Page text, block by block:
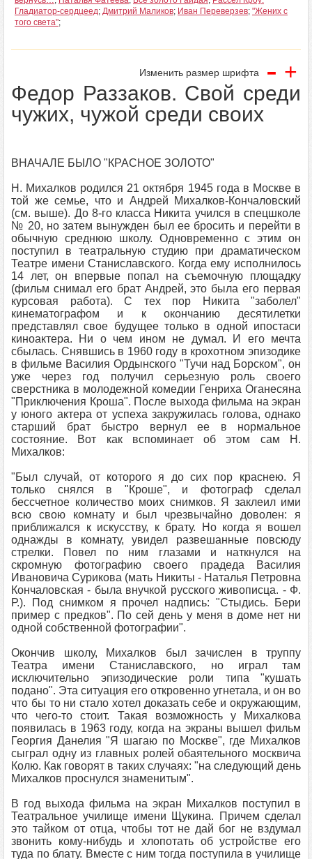
Гладиатор-сердцеед; Дмитрий Маликов; Иван Переверзев; "Жених с
того света";
Изменить размер шрифта - +
Федор Раззаков. Свой среди
чужих, чужой среди своих
ВНАЧАЛЕ БЫЛО "КРАСНОЕ ЗОЛОТО"
Н. Михалков родился 21 октября 1945 года в Москве в
той же семье, что и Андрей Михалков-Кончаловский
(см. выше). До 8-го класса Никита учился в спецшколе
№ 20, но затем вынужден был ее бросить и перейти в
обычную среднюю школу. Одновременно с этим он
поступил в театральную студию при драматическом
Театре имени Станиславского. Когда ему исполнилось
14 лет, он впервые попал на съемочную площадку
(фильм снимал его брат Андрей, это была его первая
курсовая работа). С тех пор Никита "заболел"
кинематографом и к окончанию десятилетки
представлял свое будущее только в одной ипостаси
киноактера. Ни о чем ином не думал. И его мечта
сбылась. Снявшись в 1960 году в крохотном эпизодике
в фильме Василия Ордынского "Тучи над Борском", он
уже через год получил серьезную роль своего
сверстника в молодежной комедии Генриха Оганесяна
"Приключения Кроша". После выхода фильма на экран
у юного актера от успеха закружилась голова, однако
старший брат быстро вернул ее в нормальное
состояние. Вот как вспоминает об этом сам Н.
Михалков:
"Был случай, от которого я до сих пор краснею. Я
только снялся в "Кроше", и фотограф сделал
бессчетное количество моих снимков. Я заклеил ими
всю свою комнату и был чрезвычайно доволен: я
приближался к искусству, к брату. Но когда я вошел
однажды в комнату, увидел развешанные повсюду
стрелки. Повел по ним глазами и наткнулся на
скромную фотографию своего прадеда Василия
Ивановича Сурикова (мать Никиты - Наталья Петровна
Кончаловская - была внучкой русского живописца. - Ф.
Р.). Под снимком я прочел надпись: "Стыдись. Бери
пример с предков". По сей день у меня в доме нет ни
одной собственной фотографии".
Окончив школу, Михалков был зачислен в труппу
Театра имени Станиславского, но играл там
исключительно эпизодические роли типа "кушать
подано". Эта ситуация его откровенно угнетала, и он во
что бы то ни стало хотел доказать себе и окружающим,
что чего-то стоит. Такая возможность у Михалкова
появилась в 1963 году, когда на экраны вышел фильм
Георгия Данелия "Я шагаю по Москве", где Михалков
сыграл одну из главных ролей обаятельного москвича
Колю. Как говорят в таких случаях: "на следующий день
Михалков проснулся знаменитым".
В год выхода фильма на экран Михалков поступил в
Театральное училище имени Щукина. Причем сделал
это тайком от отца, чтобы тот не дай бог не вздумал
звонить кому-нибудь и хлопотать об устройстве его
туда по блату. Вместе с ним тогда поступила в училище